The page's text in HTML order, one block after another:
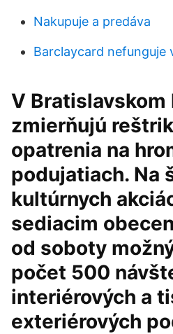
Nakupuje a predáva
Barclaycard nefunguje
V Bratislavskom
zmierňujú
opatrenia na
podujatiach. Na
kultúrnych
sediacim
od soboty
počet 500
interiérových a
exteriérových